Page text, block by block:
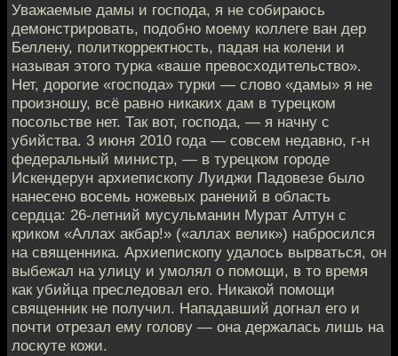
Уважаемые дамы и господа, я не собираюсь
демонстрировать, подобно моему коллеге ван дер
Беллену, политкорректность, падая на колени и
называя этого турка «ваше превосходительство».
Нет, дорогие «господа» турки — слово «дамы» я не
произношу, всё равно никаких дам в турецком
посольстве нет. Так вот, господа, — я начну с
убийства. 3 июня 2010 года — совсем недавно, г-н
федеральный министр, — в турецком городе
Искендерун архиепископу Луиджи Падовезе было
нанесено восемь ножевых ранений в область
сердца: 26-летний мусульманин Мурат Алтун с
криком «Аллах акбар!» («аллах велик») набросился
на священника. Архиепископу удалось вырваться, он
выбежал на улицу и умолял о помощи, в то время
как убийца преследовал его. Никакой помощи
священник не получил. Нападавший догнал его и
почти отрезал ему голову — она держалась лишь на
лоскуте кожи.